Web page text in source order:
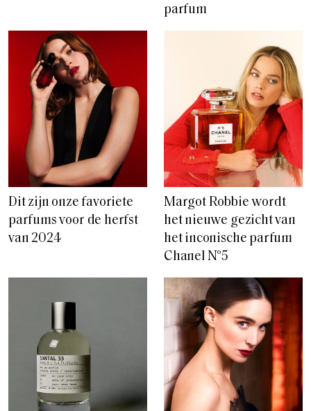
parfum
Dit zijn onze favoriete
parfums voor de herfst
van 2024
Margot Robbie wordt
het nieuwe gezicht van
het inconische parfum
Chanel N°5